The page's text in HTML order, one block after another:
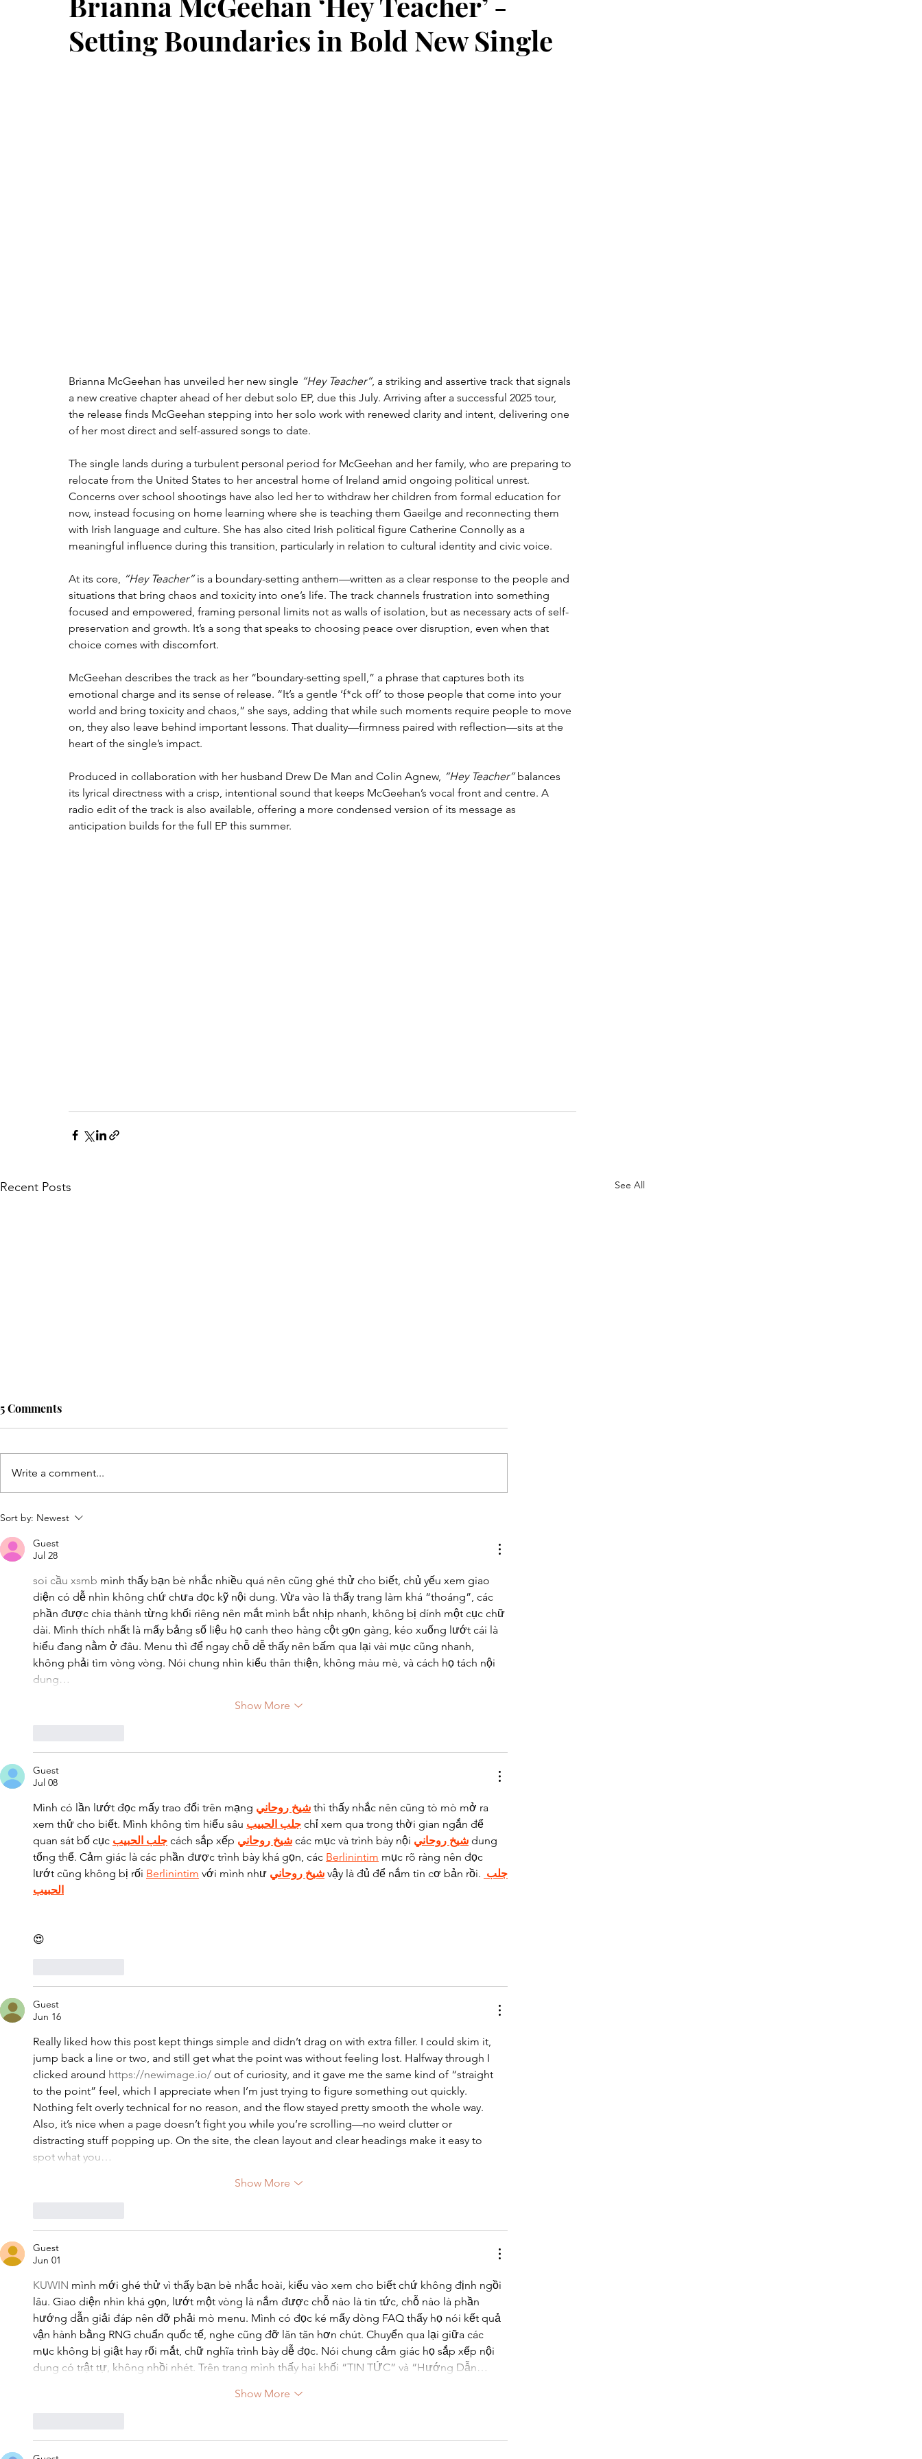
Setting Boundaries in Bold New Single
Brianna McGeehan has unveiled her new single “Hey Teacher”, a striking and assertive track that signals
a new creative chapter ahead of her debut solo EP, due this July. Arriving after a successful 2025 tour,
the release finds McGeehan stepping into her solo work with renewed clarity and intent, delivering one
of her most direct and self-assured songs to date.
The single lands during a turbulent personal period for McGeehan and her family, who are preparing to
relocate from the United States to her ancestral home of Ireland amid ongoing political unrest.
Concerns over school shootings have also led her to withdraw her children from formal education for
now, instead focusing on home learning where she is teaching them Gaeilge and reconnecting them
with Irish language and culture. She has also cited Irish political figure Catherine Connolly as a
meaningful influence during this transition, particularly in relation to cultural identity and civic voice.
At its core, “Hey Teacher” is a boundary-setting anthem—written as a clear response to the people and
situations that bring chaos and toxicity into one’s life. The track channels frustration into something
focused and empowered, framing personal limits not as walls of isolation, but as necessary acts of self-
preservation and growth. It’s a song that speaks to choosing peace over disruption, even when that
choice comes with discomfort.
McGeehan describes the track as her “boundary-setting spell,” a phrase that captures both its
emotional charge and its sense of release. “It’s a gentle ‘f*ck off’ to those people that come into your
world and bring toxicity and chaos,” she says, adding that while such moments require people to move
on, they also leave behind important lessons. That duality—firmness paired with reflection—sits at the
heart of the single’s impact.
Produced in collaboration with her husband Drew De Man and Colin Agnew, “Hey Teacher” balances
its lyrical directness with a crisp, intentional sound that keeps McGeehan’s vocal front and centre. A
radio edit of the track is also available, offering a more condensed version of its message as
anticipation builds for the full EP this summer.
Recent Posts See All
Sushee ‘DECEIVE ME’ - A
After Expectations Fade
5 Comments
Write a comment...
Sort by: Newest
Guest
Jul 28
soi cầu xsmb mình thấy bạn bè nhắc nhiều quá nên cũng ghé thử cho biết, chủ yếu xem giao
diện có dễ nhìn không chứ chưa đọc kỹ nội dung. Vừa vào là thấy trang làm khá “thoáng”, các
phần được chia thành từng khối riêng nên mắt mình bắt nhịp nhanh, không bị dính một cục chữ
dài. Mình thích nhất là mấy bảng số liệu họ canh theo hàng cột gọn gàng, kéo xuống lướt cái là
hiểu đang nằm ở đâu. Menu thì để ngay chỗ dễ thấy nên bấm qua lại vài mục cũng nhanh,
không phải tìm vòng vòng. Nói chung nhìn kiểu thân thiện, không màu mè, và cách họ tách nội
dung…
Show More
Guest
Jul 08
Mình có lần lướt đọc mấy trao đổi trên mạng شيخ روحاني thì thấy nhắc nên cũng tò mò mở ra
xem thử cho biết. Mình không tìm hiểu sâu جلب الحبيب chỉ xem qua trong thời gian ngắn để
quan sát bố cục جلب الحبيب cách sắp xếp شيخ روحاني các mục và trình bày nội شيخ روحاني dung
tổng thể. Cảm giác là các phần được trình bày khá gọn, các Berlinintim mục rõ ràng nên đọc
lướt cũng không bị rối Berlinintim với mình như شيخ روحاني vậy là đủ để nắm tin cơ bản rồi. جلب
الحبيب
😍
Guest
Jun 16
Really liked how this post kept things simple and didn’t drag on with extra filler. I could skim it,
jump back a line or two, and still get what the point was without feeling lost. Halfway through I
clicked around https://newimage.io/ out of curiosity, and it gave me the same kind of “straight
to the point” feel, which I appreciate when I’m just trying to figure something out quickly.
Nothing felt overly technical for no reason, and the flow stayed pretty smooth the whole way.
Also, it’s nice when a page doesn’t fight you while you’re scrolling—no weird clutter or
distracting stuff popping up. On the site, the clean layout and clear headings make it easy to
spot what you…
Show More
Guest
Jun 01
KUWIN mình mới ghé thử vì thấy bạn bè nhắc hoài, kiểu vào xem cho biết chứ không định ngồi
lâu. Giao diện nhìn khá gọn, lướt một vòng là nắm được chỗ nào là tin tức, chỗ nào là phần
hướng dẫn giải đáp nên đỡ phải mò menu. Mình có đọc ké mấy dòng FAQ thấy họ nói kết quả
vận hành bằng RNG chuẩn quốc tế, nghe cũng đỡ lăn tăn hơn chút. Chuyển qua lại giữa các
mục không bị giật hay rối mắt, chữ nghĩa trình bày dễ đọc. Nói chung cảm giác họ sắp xếp nội
dung có trật tự, không nhồi nhét. Trên trang mình thấy hai khối “TIN TỨC” và “Hướng Dẫn…
Show More